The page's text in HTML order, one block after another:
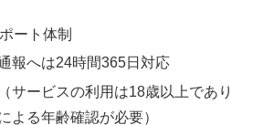
ート体制
報へは24時間365日対応
サービスの利用は18歳以上であり
よる年齢確認が必要）